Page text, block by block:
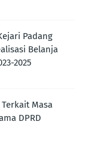
Padang
Belanja
2025
Masa
DPRD